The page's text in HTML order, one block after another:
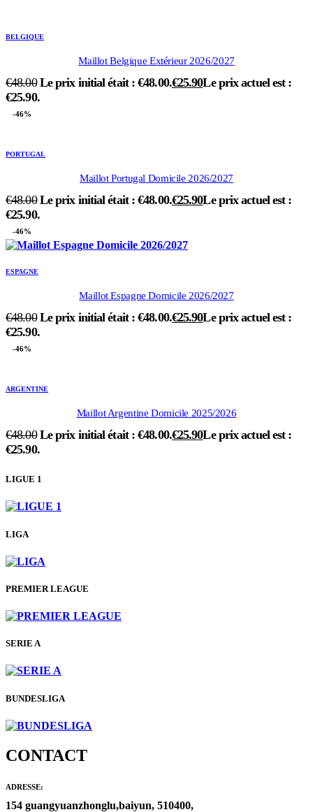
BELGIQUE
Maillot Belgique Extérieur 2026/2027
€48.00 Le prix initial était : €48.00.€25.90Le prix actuel est :
€25.90.
-46%
PORTUGAL
Maillot Portugal Domicile 2026/2027
€48.00 Le prix initial était : €48.00.€25.90Le prix actuel est :
€25.90.
-46%
ESPAGNE
Maillot Espagne Domicile 2026/2027
€48.00 Le prix initial était : €48.00.€25.90Le prix actuel est :
€25.90.
-46%
ARGENTINE
Maillot Argentine Domicile 2025/2026
€48.00 Le prix initial était : €48.00.€25.90Le prix actuel est :
€25.90.
LIGUE 1
LIGA
PREMIER LEAGUE
SERIE A
BUNDESLIGA
CONTACT
ADRESSE:
154 guangyuanzhonglu,baiyun, 510400,